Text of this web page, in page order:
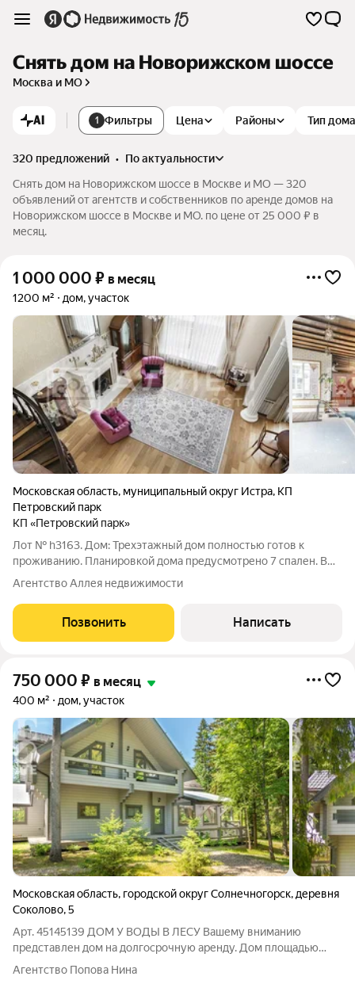
Снять дом на Новорижском шоссе
Москва и МО
AI 1 Фильтры Цена Районы Тип дома
320 предложений •
по актуальности
Снять дом на Новорижском шоссе в Москве и МО — 320
объявлений от агентств и собственников по аренде домов на
Новорижском шоссе в Москве и МО. по цене от 25 000 ₽ в
месяц.
1 000 000 ₽ в месяц
1200 м² дом, участок
Московская область, муниципальный округ Истра, КП
Петровский парк
КП «Петровский парк»
Лот № h3163. Дом: Трехэтажный дом полностью готов к
проживанию. Планировкой дома предусмотрено 7 спален. В
цоколе дома обустроен кинозал с баром. На первом этаже
расположена спа-зона с бассейном 12х6, джакузи и сауна с
дровяной печью, а также на
Агентство Аллея недвижимости
Позвонить Написать
750 000 ₽ в месяц
400 м² дом, участок
Московская область, городской округ Солнечногорск, деревня
Соколово,5
Арт. 45145139 ДОМ У ВОДЫ В ЛЕСУ Вашему вниманию
представлен дом на долгосрочную аренду. Дом площадью
400 кв.м. расположен на просторном благоустроенном
Агентство Попова Нина